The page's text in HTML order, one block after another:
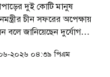
দুই কোটি মানুষ
চীন সফরের অপেক্ষায়
বলে জানিয়েছেন দুর্যোগ
বলেছেন, প্রধানমন্ত্রী যখন
গেলেন তখন...
২০২৬ ০৪:৩৯ পিএম